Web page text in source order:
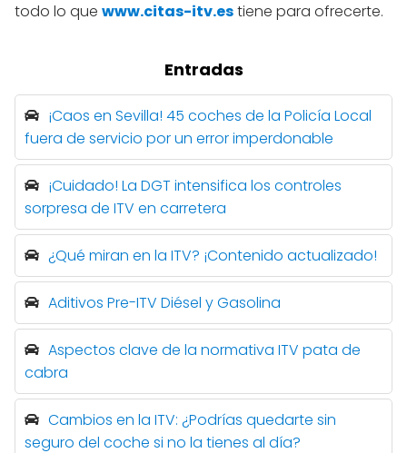
todo lo que www.citas-itv.estiene para ofrecerte.
Entradas
¡Caos en Sevilla! 45 coches de la Policía Local
fuera de servicio por un error imperdonable
¡Cuidado! La DGT intensifica los controles
sorpresa de ITV en carretera
¿Qué miran en la ITV? ¡Contenido actualizado!
Aditivos Pre-ITV Diésel y Gasolina
Aspectos clave de la normativa ITV pata de
cabra
Cambios en la ITV: ¿Podrías quedarte sin
seguro del coche si no la tienes al día?